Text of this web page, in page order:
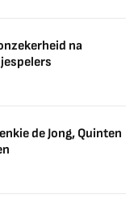
na
de Jong, Quinten